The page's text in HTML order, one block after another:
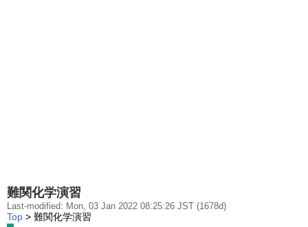
難関化学演習
Last-modified: Mon, 03 Jan 2022 08:25:26 JST (1678d)
Top > 難関化学演習